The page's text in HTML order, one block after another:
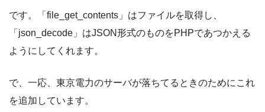
です。「file_get_contents」はファイルを取得し、
「json_decode」はJSON形式のものをPHPであつかえる
ようにしてくれます。
で、一応、東京電力のサーバが落ちてるときのためにこれ
を追加しています。